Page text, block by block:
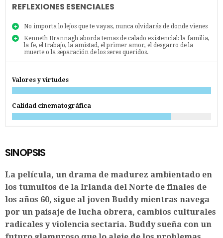
REFLEXIONES ESENCIALES
No importa lo lejos que te vayas, nunca olvidarás de donde vienes
Kenneth Brannagh aborda temas de calado existencial: la familia,
la fe, el trabajo, la amistad, el primer amor, el desgarro de la
muerte o la separación de los seres queridos.
Valores y virtudes
Calidad cinematográfica
SINOPSIS
La película, un drama de madurez ambientado en
los tumultos de la Irlanda del Norte de finales de
los años 60, sigue al joven Buddy mientras navega
por un paisaje de lucha obrera, cambios culturales
radicales y violencia sectaria. Buddy sueña con un